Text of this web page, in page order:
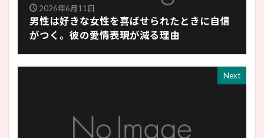
2026年6月11日
男性は好きな女性を喜ばせられたときに自信
がつく。彼の愛情表現が減る理由
Next